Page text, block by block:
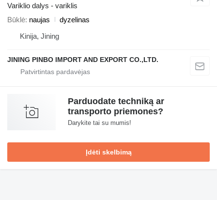
Variklio dalys - variklis
Būklė naujas
dyzelinas
Kinija, Jining
JINING PINBO IMPORT AND EXPORT CO.,LTD.
Parduodate techniką ar
transporto priemones?
Darykite tai su mumis!
Įdėti skelbimą